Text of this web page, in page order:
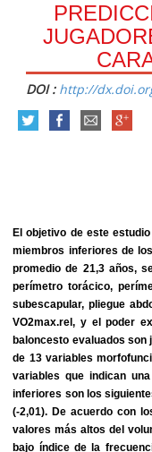
DOI : http://
El objetivo de este
miembros inferiores de
promedio de 21,3 años,
perímetro torácico,
subescapular, pliegue
VO2max.rel, y el poder
baloncesto evaluados
de 13 variables
variables que indican
inferiores son los
(-2,01). De acuerdo con
valores más altos del
bajo índice de la